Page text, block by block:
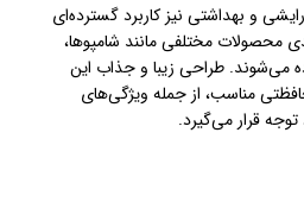
و بهداشتی نیز کاربرد گسترده‌ای
محصولات مختلفی مانند شامپوها،
می‌شوند. طراحی زیبا و جذاب این
مناسب، از جمله ویژگی‌های
قرار می‌گیرد.